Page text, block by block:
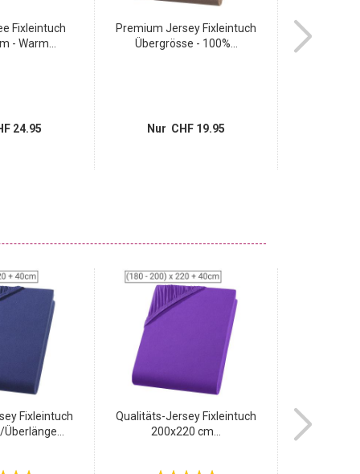
Fixleintuch
- Warm...
24.95
Premium Jersey Fixleintuch
Übergrösse - 100%...
Nur CHF 19.95
Fixleintuch
Qualitäts-Jersey Fixleintuch
200x220 cm...
Qualitäts-